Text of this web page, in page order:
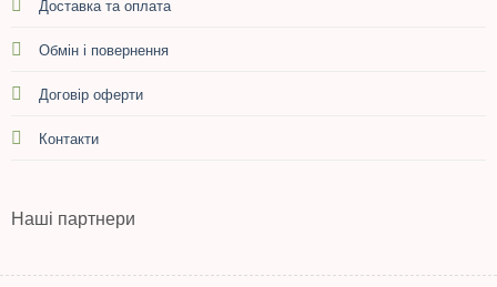
Доставка та оплата
Обмін і повернення
Договір оферти
Контакти
Наші партнери